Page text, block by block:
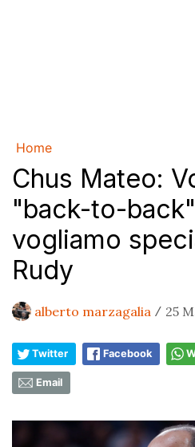
Home
Chus Mateo:
"back-to-
vogliamo
Rudy
alberto marzagalia / 25
Twitter Facebook
Email